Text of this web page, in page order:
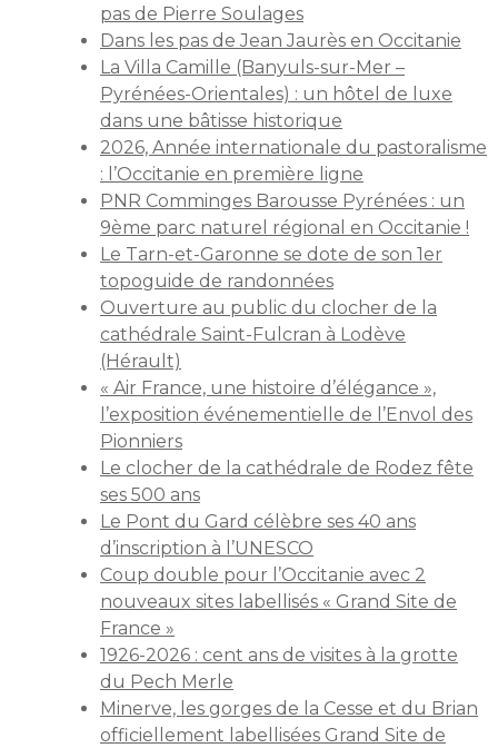
pas de Pierre Soulages
Dans les pas de Jean Jaurès en Occitanie
La Villa Camille (Banyuls-sur-Mer –
Pyrénées-Orientales) : un hôtel de luxe
dans une bâtisse historique
2026, Année internationale du pastoralisme
: l’Occitanie en première ligne
PNR Comminges Barousse Pyrénées : un
9ème parc naturel régional en Occitanie !
Le Tarn-et-Garonne se dote de son 1er
topoguide de randonnées
Ouverture au public du clocher de la
cathédrale Saint-Fulcran à Lodève
(Hérault)
« Air France, une histoire d’élégance »,
l’exposition événementielle de l’Envol des
Pionniers
Le clocher de la cathédrale de Rodez fête
ses 500 ans
Le Pont du Gard célèbre ses 40 ans
d’inscription à l’UNESCO
Coup double pour l’Occitanie avec 2
nouveaux sites labellisés « Grand Site de
France »
1926-2026 : cent ans de visites à la grotte
du Pech Merle
Minerve, les gorges de la Cesse et du Brian
officiellement labellisées Grand Site de